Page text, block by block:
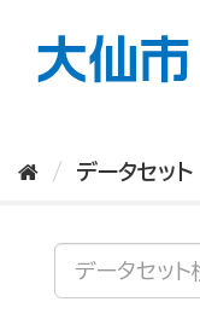
データセット